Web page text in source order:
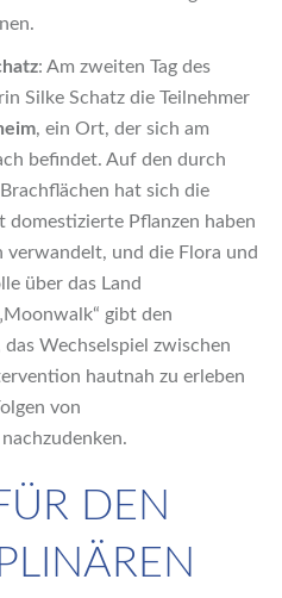
: Am zweiten Tag des
Silke Schatz die Teilnehmer
, ein Ort, der sich am
befindet. Auf den durch
hat sich die
Pflanzen haben
und die Flora und
über das Land
gibt den
Wechselspiel zwischen
hautnah zu erleben
von
DEN